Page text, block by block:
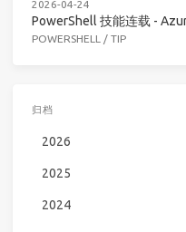
2026-04-24
PowerShell 技能连载 -
POWERSHELL / TIP
归档
2026
2025
2024